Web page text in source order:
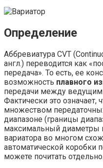
Определение
Аббревиатура CVT
англ.) переводится как
передача». То есть, ее
возможность плавного
передачи между
Фактически это означает,
множеством
диапазоне (границы
максимальный диаметры
вариатора во многом
автоматической коробки
можете почитать отдельно.